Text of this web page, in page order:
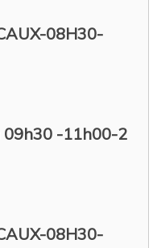
08H30-
09h30 -11h00-2
08H30-